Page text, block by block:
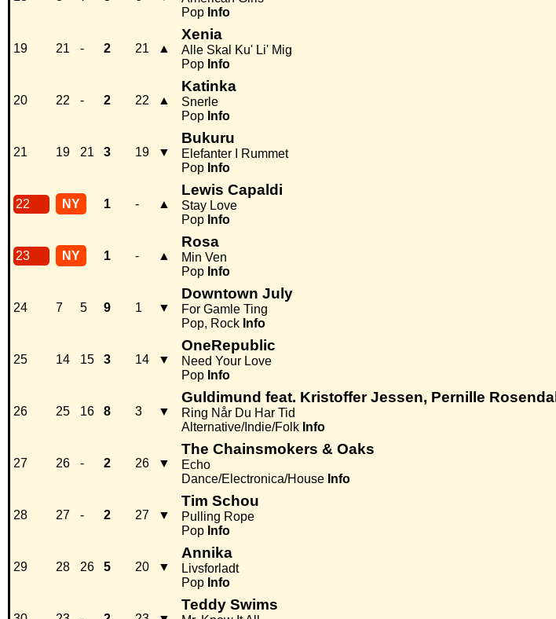
Pop Info
19 21 - 2 21 ▲
Xenia
Alle Skal Ku' Li' Mig
Pop Info
20 22 - 2 22 ▲
Katinka
Snerle
Pop Info
21 19 21 3 19 ▼
Bukuru
Elefanter I Rummet
Pop Info
22 NY 1 - ▲
Lewis Capaldi
Stay Love
Pop Info
23 NY 1 - ▲
Rosa
Min Ven
Pop Info
24 7 5 9 1 ▼
Downtown July
For Gamle Ting
Pop, Rock Info
25 14 15 3 14 ▼
OneRepublic
Need Your Love
Pop Info
26 25 16 8 3 ▼
Guldimund feat. Kristoffer Jessen, Pernille
Ring Når Du Har Tid
Alternative/Indie/Folk Info
27 26 - 2 26 ▼
The Chainsmokers & Oaks
Echo
Dance/Electronica/House Info
28 27 - 2 27 ▼
Tim Schou
Pulling Rope
Pop Info
29 28 26 5 20 ▼
Annika
Livsforladt
Pop Info
Teddy Swims